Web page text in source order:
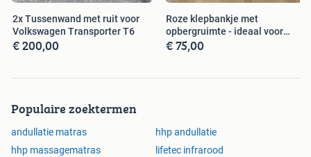
2x Tussenwand met ruit voor
Volkswagen Transporter T6
€ 200,00
Roze klepbankje met
opbergruimte - ideaal voor
kinderkamer/h
€ 75,00
Populaire zoektermen
andullatie matras
hhp andullatie
hhp massagematras
lifetec infrarood